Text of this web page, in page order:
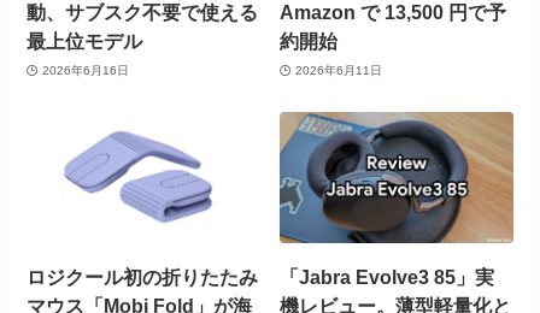
動、サブスク不要で使える
最上位モデル
2026年6月16日
Amazon で 13,500 円で予
約開始
2026年6月11日
ロジクール初の折りたたみ
マウス「Mobi Fold」が海
「Jabra Evolve3 85」実
機レビュー。薄型軽量化と